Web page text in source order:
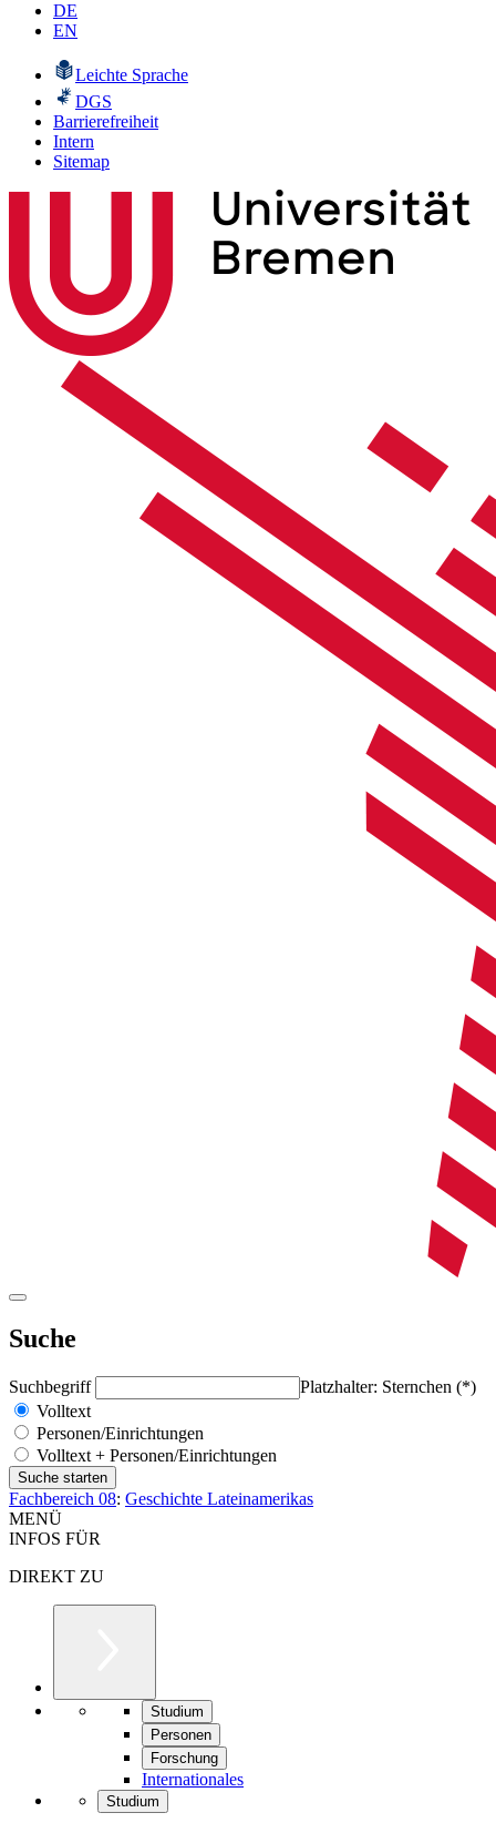
DE
EN
Leichte Sprache
DGS
Barrierefreiheit
Intern
Sitemap
Suche
Suchbegriff
Platzhalter: Sternchen (*)
Volltext
Personen/Einrichtungen
Volltext + Personen/Einrichtungen
Fachbereich 08: Geschichte Lateinamerikas
MENÜ
INFOS FÜR
DIREKT ZU
Studium
Personen
Forschung
Internationales
Studium